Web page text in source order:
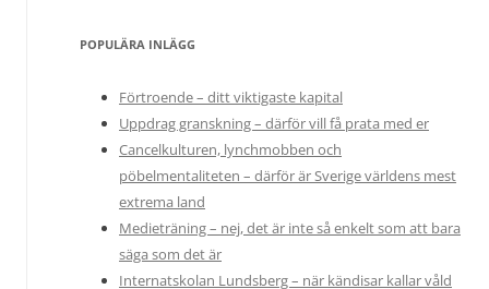
POPULÄRA INLÄGG
Förtroende – ditt viktigaste kapital
Uppdrag granskning – därför vill få prata med er
Cancelkulturen, lynchmobben och
pöbelmentaliteten – därför är Sverige världens mest
extrema land
Medieträning – nej, det är inte så enkelt som att bara
säga som det är
Internatskolan Lundsberg – när kändisar kallar våld